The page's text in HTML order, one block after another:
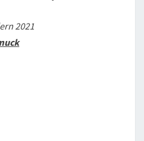
2021